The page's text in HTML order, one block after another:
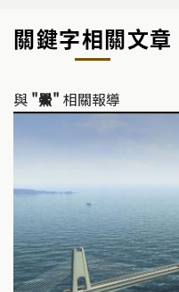
y
Li
k
關鍵字相關文章
與 "鱟" 相關報導